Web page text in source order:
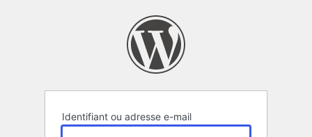
Identifiant ou adresse e-mail